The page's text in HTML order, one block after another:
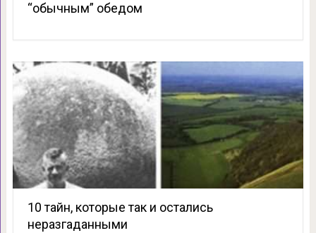
“обычным” обедом
10 тайн, которые так и остались
неразгаданными